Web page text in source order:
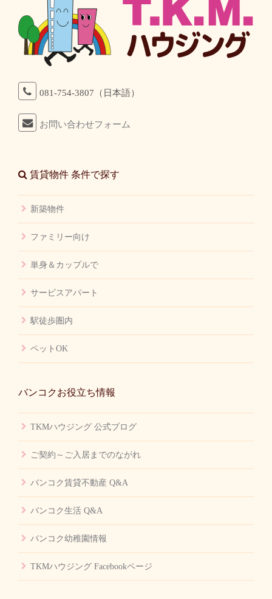
081-754-3807（日本語）
お問い合わせフォーム
賃貸物件 条件で探す
新築物件
ファミリー向け
単身＆カップルで
サービスアパート
駅徒歩圏内
ペットOK
バンコクお役立ち情報
TKMハウジング 公式ブログ
ご契約～ご入居までのながれ
バンコク賃貸不動産 Q&A
バンコク生活 Q&A
バンコク幼稚園情報
TKMハウジング Facebookページ